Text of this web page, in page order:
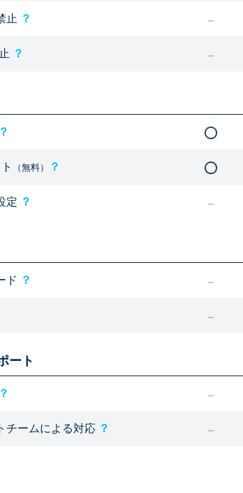
止 ？
？
？
（無料） ？
定 ？
ド ？
ート
？
チームによる対応 ？